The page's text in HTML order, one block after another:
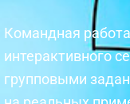
Командная
интерактивного
групповыми